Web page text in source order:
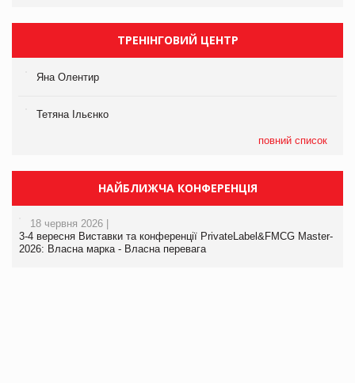
ТРЕНІНГОВИЙ ЦЕНТР
Яна Олентир
Тетяна Ільєнко
повний список
НАЙБЛИЖЧА КОНФЕРЕНЦІЯ
18 червня 2026 |
3-4 вересня Виставки та конференції PrivateLabel&FMCG Master-
2026: Власна марка - Власна перевага